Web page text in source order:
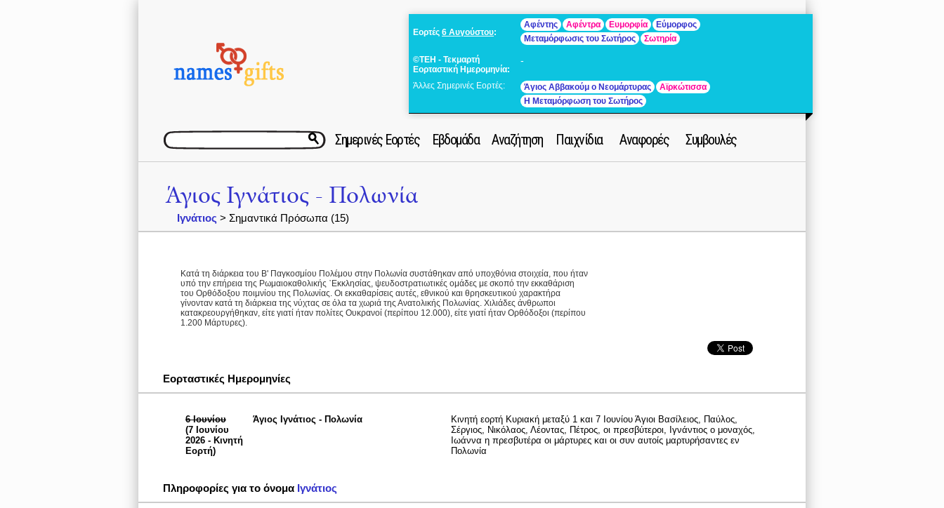
Εορτές 6 Αυγούστου:
Αφέντης Αφέντρα Ευμορφία
Εύμορφος
Μεταμόρφωσις του Σωτήρος
Σωτηρία
©ΤΕΗ - Τεκμαρτή
Εορταστική Ημερομηνία:
-
Άλλες Σημερινές Εορτές: Άγιος Αββακούμ ο Νεομάρτυρας
Αϊρκώτισσα
Η Μεταμόρφωση του Σωτήρος
Σημερινές Εορτές Εβδομάδα Αναζήτηση Παιχνίδια Αναφορές Συμβουλές
Άγιος Ιγνάτιος - Πολωνία
Ιγνάτιος > Σημαντικά Πρόσωπα (15)
Κατά τη διάρκεια του Β' Παγκοσμίου Πολέμου στην Πολωνία συστάθηκαν από υποχθόνια στοιχεία, που ήταν
υπό την επήρεια της Ρωμαιοκαθολικής ᾿Εκκλησίας, ψευδοστρατιωτικές ομάδες με σκοπό την εκκαθάριση
του Ορθόδοξου ποιμνίου της Πολωνίας. Οι εκκαθαρίσεις αυτές, εθνικού και θρησκευτικού χαρακτήρα
γίνονταν κατά τη διάρκεια της νύχτας σε όλα τα χωριά της Ανατολικής Πολωνίας. Χιλιάδες άνθρωποι
κατακρεουργήθηκαν, είτε γιατί ήταν πολίτες Ουκρανοί (περίπου 12.000), είτε γιατί ήταν Ορθόδοξοι (περίπου
1.200 Μάρτυρες).
Εορταστικές Ημερομηνίες
6 Ιουνίου
(7 Ιουνίου
2026 - Κινητή
Εορτή)
Άγιος Ιγνάτιος - Πολωνία
Κινητή εορτή Κυριακή μεταξύ 1 και 7 Ιουνίου Άγιοι Βασίλειος, Παύλος,
Σέργιος, Νικόλαος, Λέοντας, Πέτρος, οι πρεσβύτεροι, Ιγνάντιος ο μοναχός,
Ιωάννα η πρεσβυτέρα οι μάρτυρες και οι συν αυτοίς μαρτυρήσαντες εν
Πολωνία
Πληροφορίες για το όνομα Ιγνάτιος